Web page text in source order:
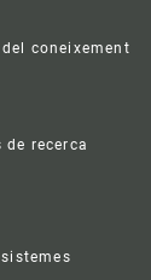
coneixement
de recerca